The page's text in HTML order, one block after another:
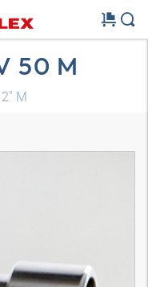
50 M
M